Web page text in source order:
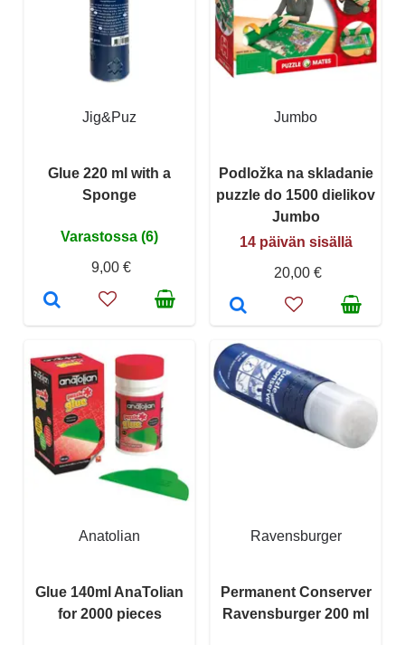
Jig&Puz
Glue 220 ml with a
Sponge
Varastossa (6)
9,00 €
Jumbo
Podložka na skladanie
puzzle do 1500 dielikov
Jumbo
14 päivän sisällä
20,00 €
Anatolian
Glue 140ml AnaTolian
for 2000 pieces
Ravensburger
Permanent Conserver
Ravensburger 200 ml